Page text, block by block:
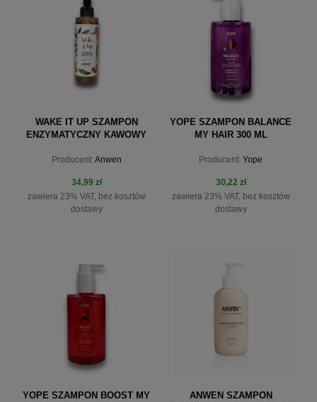
do koszyka
WAKE IT UP SZAMPON
ENZYMATYCZNY KAWOWY
Producent: Anwen
34,99 zł
zawiera 23% VAT, bez kosztów
dostawy
YOPE SZAMPON BALANCE
MY HAIR 300 ML
Producent: Yope
30,22 zł
zawiera 23% VAT, bez kosztów
dostawy
YOPE SZAMPON BOOST MY
ANWEN SZAMPON